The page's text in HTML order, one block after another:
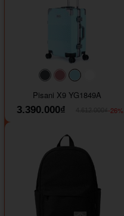
#40454a#b76e79
#9ad8e7
Pisani X9 YG1849A
3.390.000₫
-26%